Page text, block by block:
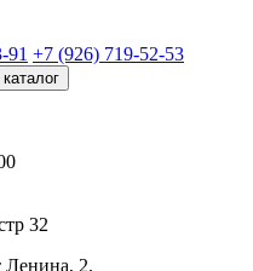
91 +7 (926) 719-52-53
32
Ленина, 2.